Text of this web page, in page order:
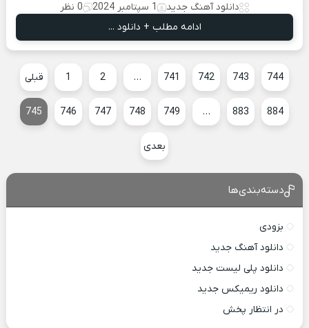
دانلود آهنگ جدید 1 سپتامبر 2024
0 نظر
ادامه مطلب + دانلود ...
قبلی 1 2 … 741 742 743 744
745 746 747 748 749 … 883 884
بعدی
دسته‌بندی‌ها
بزودی
دانلود آهنگ جدید
دانلود پلی لیست جدید
دانلود ریمیکس جدید
در انتظار پخش